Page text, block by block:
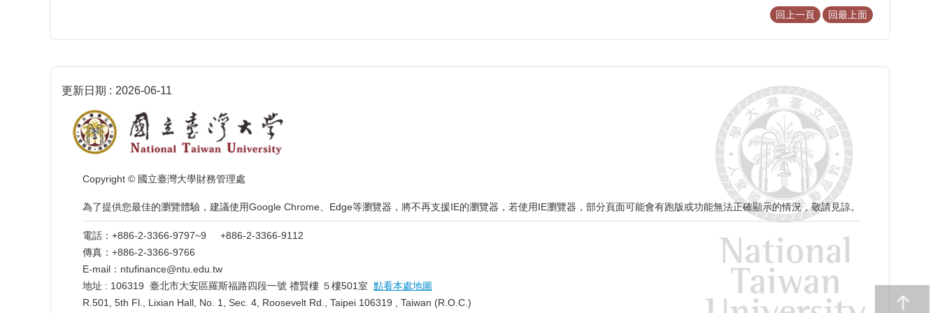
回上一頁 回最上面
更新日期 2026-06-11
Copyright © 國立臺灣大學財務管理處
為了提供您最佳的瀏覽體驗，建議使用Google Chrome、Edge等瀏覽器，將不再支援IE的瀏覽器，若使用IE瀏覽器，部分頁面可能會有跑版或功能無法正確顯示的情況，敬請見諒。
電話：+886-2-3366-9797~9 +886-2-3366-9112
傳真：+886-2-3366-9766
E-mail：ntufinance@ntu.edu.tw
地址 : 106319 臺北市大安區羅斯福路四段一號 禮賢樓 ５樓501室 點看本處地圖
R.501, 5th Fl., Lixian Hall, No. 1, Sec. 4, Roosevelt Rd., Taipei 106319 , Taiwan (R.O.C.)